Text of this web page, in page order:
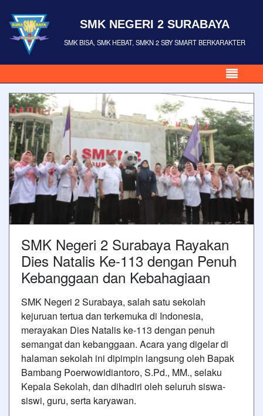
SMK NEGERI 2 SURABAYA
SMK BISA, SMK HEBAT, SMKN 2 SBY SMART BERKARAKTER
SMK Negeri 2 Surabaya Rayakan
Dies Natalis Ke-113 dengan Penuh
Kebanggaan dan Kebahagiaan
SMK Negeri 2 Surabaya, salah satu sekolah
kejuruan tertua dan terkemuka di Indonesia,
merayakan Dies Natalis ke-113 dengan penuh
semangat dan kebanggaan. Acara yang digelar di
halaman sekolah ini dipimpin langsung oleh Bapak
Bambang Poerwowidiantoro, S.Pd., MM., selaku
Kepala Sekolah, dan dihadiri oleh seluruh siswa-
siswi, guru, serta karyawan.